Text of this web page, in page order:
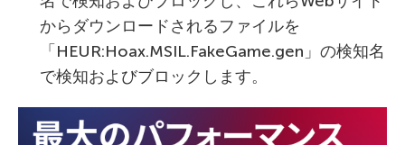
からダウンロードされるファイルを
「HEUR:Hoax.MSIL.FakeGame.gen」の検知名
で検知およびブロックします。